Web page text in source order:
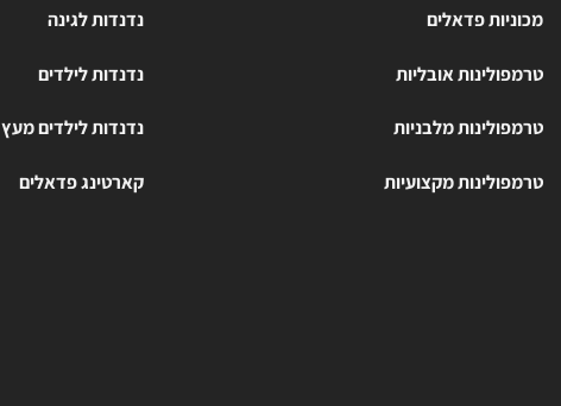
מכוניות פדאלים
טרמפולינות אובליות
טרמפולינות מלבניות
טרמפולינות מקצועיות
נדנדות לגינה
נדנדות לילדים
נדנדות לילדים מעץ
קארטינג פדאלים